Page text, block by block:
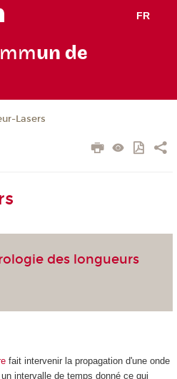
FR
un de
Lasers
des longueurs
fait intervenir la propagation d'une onde
intervalle de temps donné ce qui